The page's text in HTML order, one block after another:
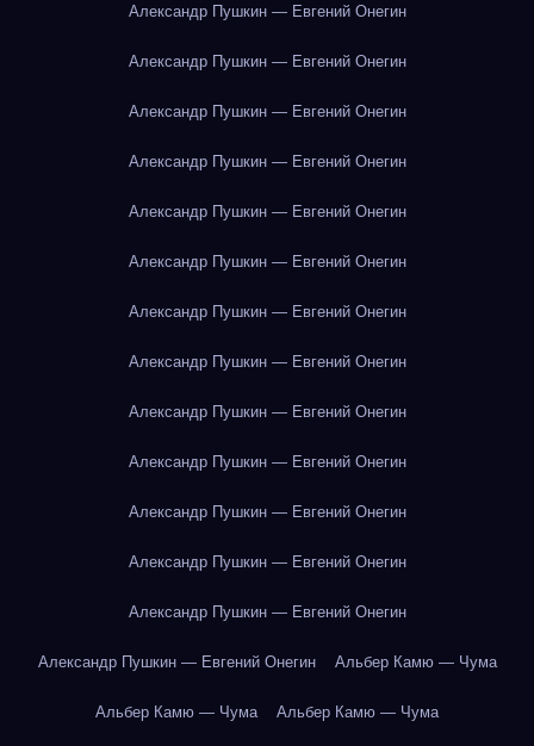
Александр Пушкин — Евгений Онегин
Александр Пушкин — Евгений Онегин
Александр Пушкин — Евгений Онегин
Александр Пушкин — Евгений Онегин
Александр Пушкин — Евгений Онегин
Александр Пушкин — Евгений Онегин
Александр Пушкин — Евгений Онегин
Александр Пушкин — Евгений Онегин
Александр Пушкин — Евгений Онегин
Александр Пушкин — Евгений Онегин
Александр Пушкин — Евгений Онегин
Александр Пушкин — Евгений Онегин
Александр Пушкин — Евгений Онегин
Александр Пушкин — Евгений Онегин Альбер Камю — Чума
Альбер Камю — Чума Альбер Камю — Чума